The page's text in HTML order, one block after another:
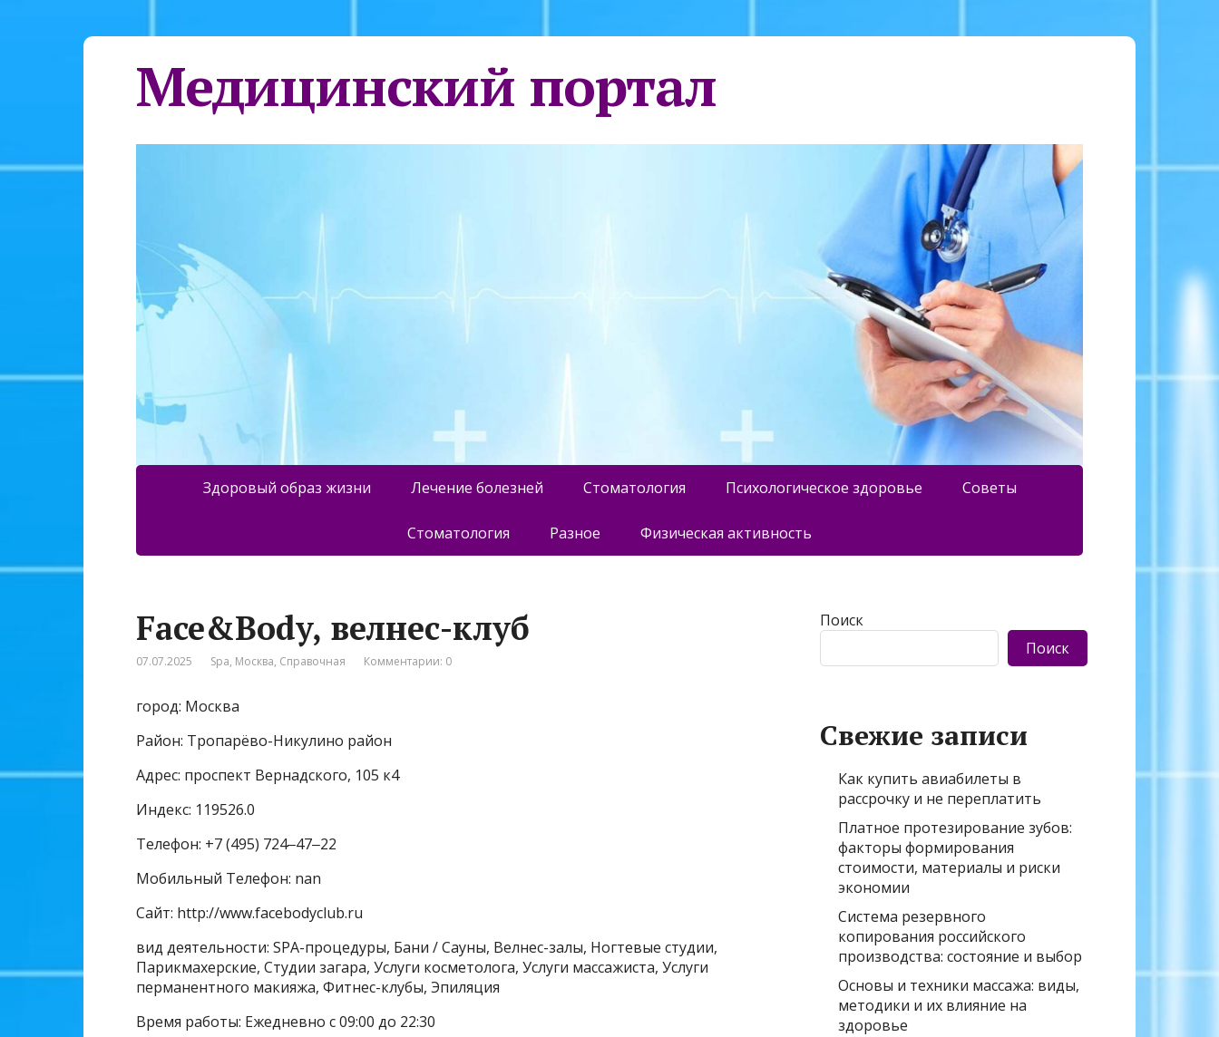
Медицинский портал
Здоровый образ жизни Лечение болезней Стоматология Психологическое здоровье Советы
Стоматология Разное Физическая активность
Face&Body, велнес-клуб
07.07.2025 Spa, Москва, Справочная Комментарии: 0
город: Москва
Район: Тропарёво-Никулино район
Адрес: проспект Вернадского, 105 к4
Индекс: 119526.0
Телефон: +7 (495) 724‒47‒22
Мобильный Телефон: nan
Сайт: http://www.facebodyclub.ru
вид деятельности: SPA-процедуры, Бани / Сауны, Велнес-залы, Ногтевые студии,
Парикмахерские, Студии загара, Услуги косметолога, Услуги массажиста, Услуги
перманентного макияжа, Фитнес-клубы, Эпиляция
Время работы: Ежедневно с 09:00 до 22:30
Поиск
Поиск
Свежие записи
Как купить авиабилеты в
рассрочку и не переплатить
Платное протезирование зубов:
факторы формирования
стоимости, материалы и риски
экономии
Система резервного
копирования российского
производства: состояние и выбор
Основы и техники массажа: виды,
методики и их влияние на
здоровье